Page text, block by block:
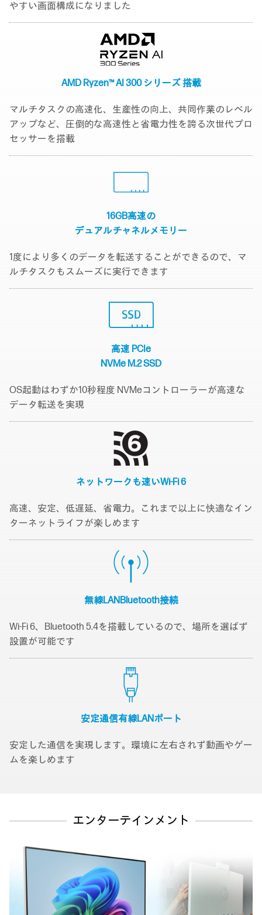
やすい画面構成になりました
AMD Ryzen™ AI 300シリーズ 搭載
マルチタスクの高速化、生産性の向上、共同作業のレベル
アップなど、圧倒的な高速性と省電力性を誇る次世代プロ
セッサーを搭載
16GB高速の
デュアルチャネルメモリー
1度により多くのデータを転送することができるので、マ
ルチタスクもスムーズに実行できます
高速 PCIe
NVMe M.2 SSD
OS起動はわずか10秒程度 NVMeコントローラーが高速な
データ転送を実現
ネットワークも速いWi-Fi 6
高速、安定、低遅延、省電力。これまで以上に快適なイン
ターネットライフが楽しめます
無線LANBluetooth接続
Wi-Fi 6、Bluetooth 5.4を搭載しているので、場所を選ばず
設置が可能です
安定通信有線LANポート
安定した通信を実現します。環境に左右されず動画やゲー
ムを楽しめます
エンターテインメント